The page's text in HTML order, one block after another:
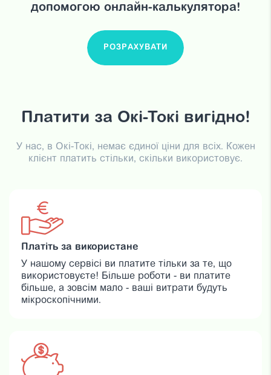
допомогою онлайн-калькулятора!
РОЗРАХУВАТИ
Платити за Окі-Токі вигідно!
У нас, в Окі-Токі, немає єдиної ціни для всіх. Кожен
клієнт платить стільки, скільки використовує.
Платіть за використане
У нашому сервісі ви платите тільки за те, що
використовуєте! Більше роботи - ви платите
більше, а зовсім мало - ваші витрати будуть
мікроскопічними.